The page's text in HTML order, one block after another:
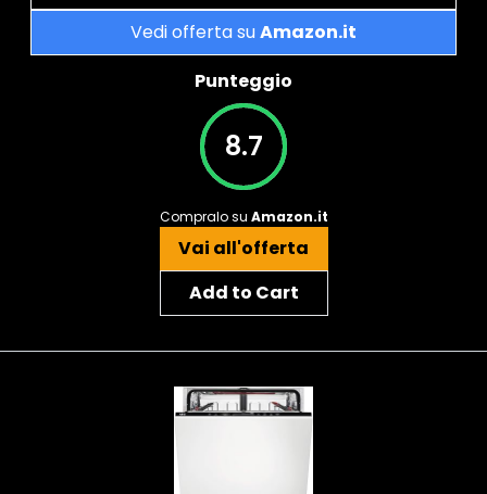
Vedi offerta suAmazon.it
Punteggio
8.7
Compralo su Amazon.it
Vai all'offerta
Add to Cart